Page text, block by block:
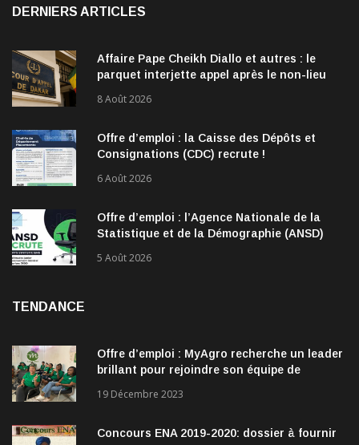
DERNIERS ARTICLES
Affaire Pape Cheikh Diallo et autres : le
parquet interjette appel après le non-lieu
8 Août 2026
Offre d’emploi : la Caisse des Dépôts et
Consignations (CDC) recrute !
6 Août 2026
Offre d’emploi : l’Agence Nationale de la
Statistique et de la Démographie (ANSD)
5 Août 2026
TENDANCE
Offre d’emploi : MyAgro recherche un leader
brillant pour rejoindre son équipe de
19 Décembre 2023
Concours ENA 2019-2020: dossier à fournir